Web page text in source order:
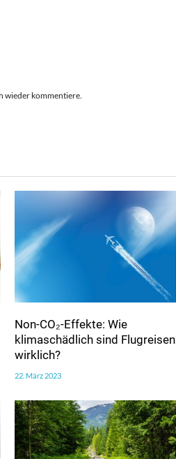
wieder kommentiere.
Non-CO₂-Effekte: Wie
klimaschädlich sind Flugreisen
wirklich?
22. März 2023